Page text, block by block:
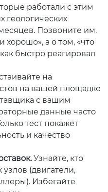
работали с этим
геологических
Позвоните им.
хорошо», а о том, «что
быстро реагировал
на
на вашей площадке
с вашим
данные часто
тест покажет
и качество
Узнайте, кто
(двигатели,
Избегайте